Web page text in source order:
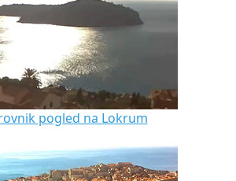
pogled na Lokrum